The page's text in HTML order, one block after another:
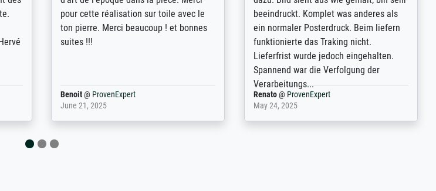
voorziene dag. Er werd ook geen
duidelijke informatie gegeven over wat
er dan met het pakket ging gebeuren.
Anonym@ProvenExpert
December 12, 2025
quality. The quality for a large print was
atrocious. They refunded me when I sent
pictures of the blurry print vs. a
Wikipedia commons representation.
They stated they couldn't do ...
Anonym@ProvenExpert
December 4, 2025